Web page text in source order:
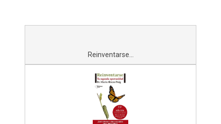
Reinventarse...